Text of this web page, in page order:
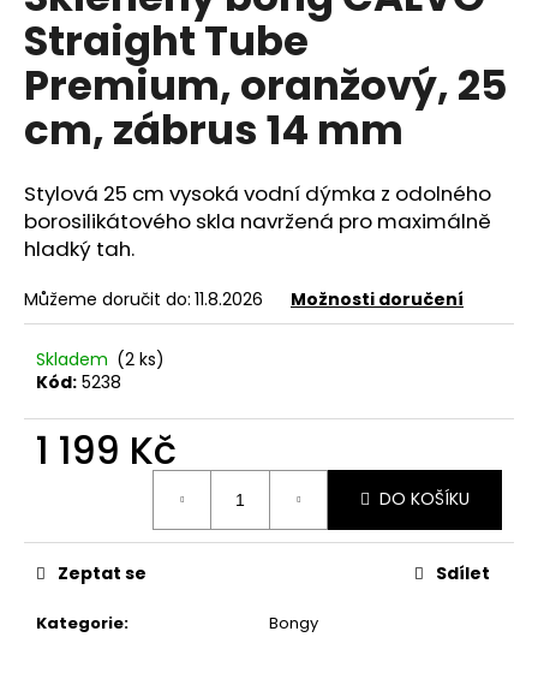
0,0
z
5
hvězdiček.
Straight Tube
Premium, oranžový, 25
cm, zábrus 14 mm
Stylová 25 cm vysoká vodní dýmka z odolného
borosilikátového skla navržená pro maximálně
hladký tah.
Můžeme doručit do: 11.8.2026 Možnosti doručení
Skladem (2 ks)
Kód: 5238
1 199 Kč
DO KOŠÍKU
Kategorie: Bongy
Zeptat se Sdílet
a
j
í
t
?
D
o
p
č
u
e